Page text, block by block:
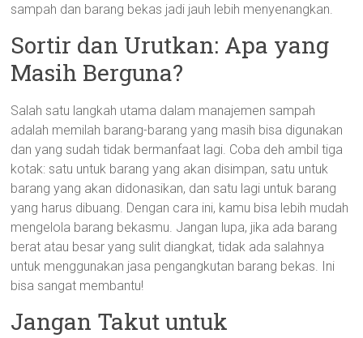
sampah dan barang bekas jadi jauh lebih menyenangkan.
Sortir dan Urutkan: Apa yang
Masih Berguna?
Salah satu langkah utama dalam manajemen sampah
adalah memilah barang-barang yang masih bisa digunakan
dan yang sudah tidak bermanfaat lagi. Coba deh ambil tiga
kotak: satu untuk barang yang akan disimpan, satu untuk
barang yang akan didonasikan, dan satu lagi untuk barang
yang harus dibuang. Dengan cara ini, kamu bisa lebih mudah
mengelola barang bekasmu. Jangan lupa, jika ada barang
berat atau besar yang sulit diangkat, tidak ada salahnya
untuk menggunakan jasa pengangkutan barang bekas. Ini
bisa sangat membantu!
Jangan Takut untuk